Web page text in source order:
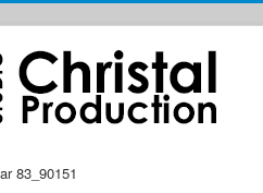
83_90151